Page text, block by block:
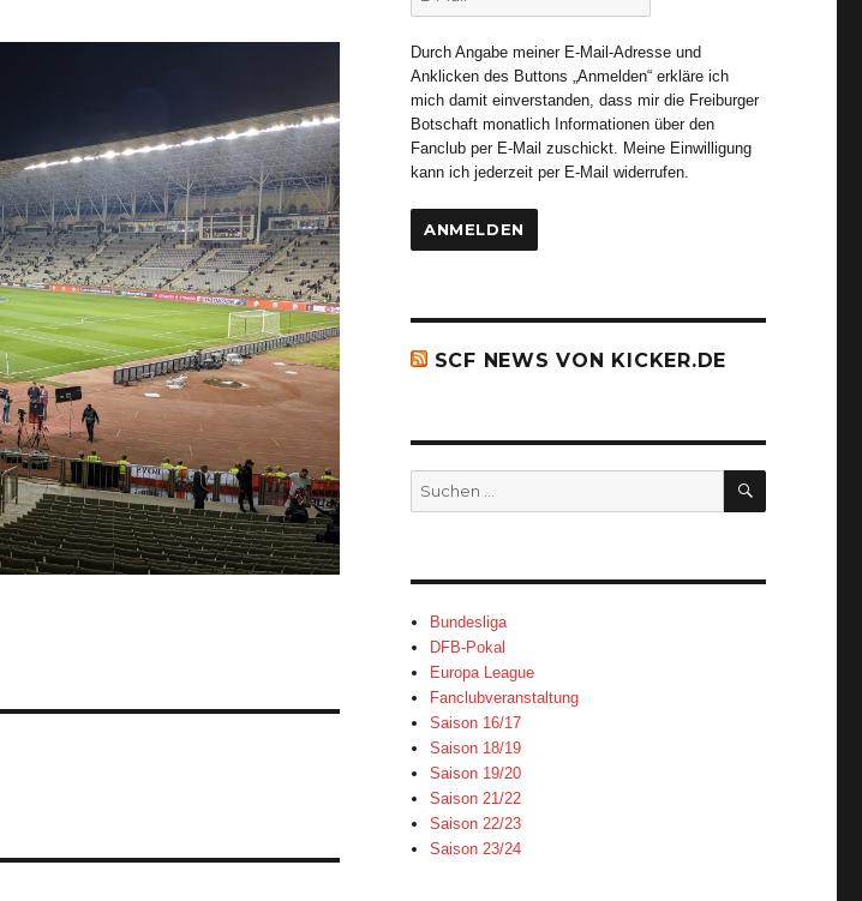
Durch Angabe meiner E-Mail-Adresse und
Anklicken des Buttons „Anmelden“ erkläre ich
mich damit einverstanden, dass mir die Freiburger
Botschaft monatlich Informationen über den
Fanclub per E-Mail zuschickt. Meine Einwilligung
kann ich jederzeit per E-Mail widerrufen.
SCF NEWS VON KICKER.DE
Suchen
nach:
SUCHEN
Bundesliga
DFB-Pokal
Europa League
Fanclubveranstaltung
Saison 16/17
Saison 18/19
Saison 19/20
Saison 21/22
Saison 22/23
Saison 23/24